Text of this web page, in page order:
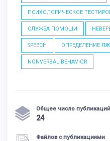
ПСИХОЛОГИЧЕСКОЕ
СЛУЖБА ПОМОЩИ
SPEECH ОПРЕДЕЛЕНИЕ
NONVERBAL BEHAVIOR
Общее число публикаций
24
Файлов с публикациями